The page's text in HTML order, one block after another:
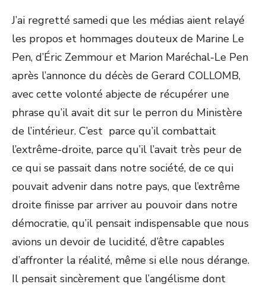
J’ai regretté samedi que les médias aient relayé
les propos et hommages douteux de Marine Le
Pen, d’Éric Zemmour et Marion Maréchal-Le Pen
après l’annonce du décès de Gerard COLLOMB,
avec cette volonté abjecte de récupérer une
phrase qu’il avait dit sur le perron du Ministère
de l’intérieur. C’est parce qu’il combattait
l’extrême-droite, parce qu’il l’avait très peur de
ce qui se passait dans notre société, de ce qui
pouvait advenir dans notre pays, que l’extrême
droite finisse par arriver au pouvoir dans notre
démocratie, qu’il pensait indispensable que nous
avions un devoir de lucidité, d’être capables
d’affronter la réalité, même si elle nous dérange.
Il pensait sincèrement que l’angélisme dont